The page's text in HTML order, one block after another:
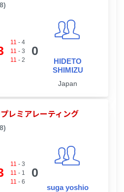
11 - 4
11 - 3
11 - 2
0
HIDETO
SHIMIZU
Japan
レミアレーティング
11 - 3
11 - 1
11 - 6
0
suga yoshio